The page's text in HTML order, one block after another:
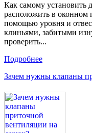
Как самому установить
расположить в оконном
помощью уровня и
клиньями, забитыми
проверить...
Подробнее
Зачем нужны клапаны